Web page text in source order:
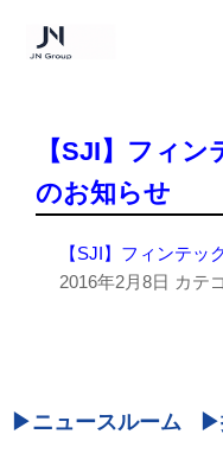
【SJI】フィ
のお知らせ
【SJI】フィンテッ
2016年2月8日 カテ
ニュースルーム